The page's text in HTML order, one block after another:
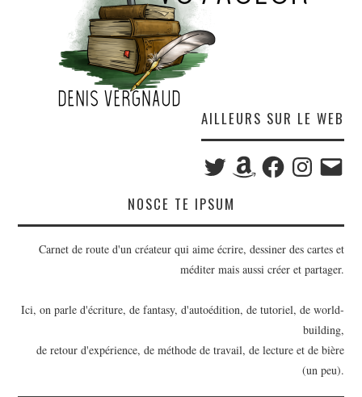
AILLEURS SUR LE WEB
Twitter AmazonFacebookInstagram
E-
mail
NOSCE TE IPSUM
Carnet de route d'un créateur qui aime écrire, dessiner des cartes et
méditer mais aussi créer et partager.
Ici, on parle d'écriture, de fantasy, d'autoédition, de tutoriel, de world-
building,
de retour d'expérience, de méthode de travail, de lecture et de bière
(un peu).